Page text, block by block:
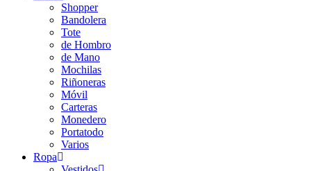
Shopper
Bandolera
Tote
de Hombro
de Mano
Mochilas
Riñoneras
Móvil
Carteras
Monedero
Portatodo
Varios
Ropa